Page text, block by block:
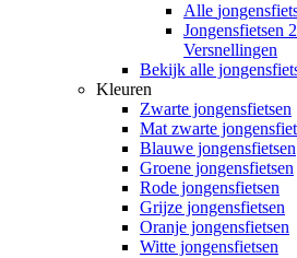
Alle
Jongensfietsen
Versnellingen
Bekijk alle
Kleuren
Zwarte jongensfietsen
Mat zwarte
Blauwe jongensfietsen
Groene jongensfietsen
Rode jongensfietsen
Grijze jongensfietsen
Oranje jongensfietsen
Witte jongensfietsen